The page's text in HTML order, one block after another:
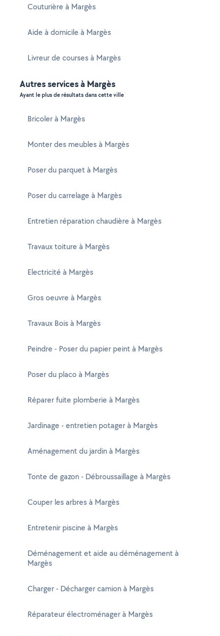
Couturière à Margès
Aide à domicile à Margès
Livreur de courses à Margès
Autres services à Margès
Ayant le plus de résultats dans cette ville
Bricoler à Margès
Monter des meubles à Margès
Poser du parquet à Margès
Poser du carrelage à Margès
Entretien réparation chaudière à Margès
Travaux toiture à Margès
Electricité à Margès
Gros oeuvre à Margès
Travaux Bois à Margès
Peindre - Poser du papier peint à Margès
Poser du placo à Margès
Réparer fuite plomberie à Margès
Jardinage - entretien potager à Margès
Aménagement du jardin à Margès
Tonte de gazon - Débroussaillage à Margès
Couper les arbres à Margès
Entretenir piscine à Margès
Déménagement et aide au déménagement à
Margès
Charger - Décharger camion à Margès
Réparateur électroménager à Margès